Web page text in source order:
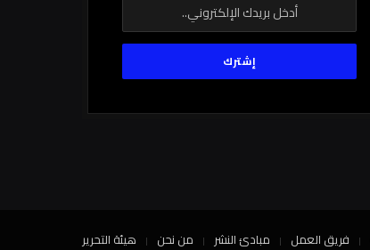
فريق العمل مبادئ النشر من نحن هيئة التحرير